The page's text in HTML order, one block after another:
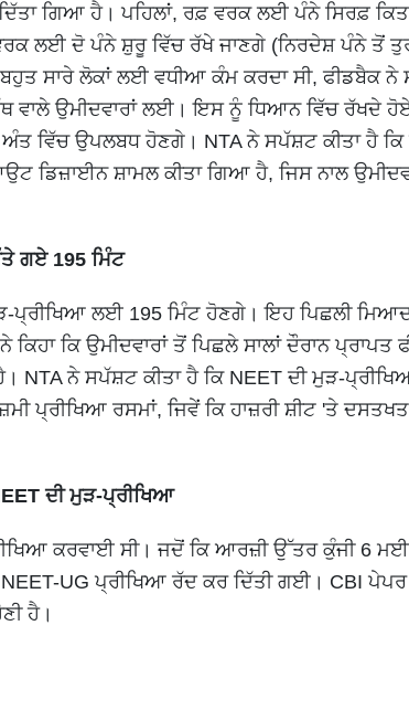
ਗਿਆ ਹੈ। ਪਹਿਲਾਂ, ਰਫ਼ ਵਰਕ ਲਈ ਪੰਨੇ ਸਿਰਫ਼
ਲਈ ਦੋ ਪੰਨੇ ਸ਼ੁਰੂ ਵਿੱਚ ਰੱਖੇ ਜਾਣਗੇ (ਨਿਰਦੇਸ਼ ਪੰਨੇ ਤੋਂ
ਸਾਰੇ ਲੋਕਾਂ ਲਈ ਵਧੀਆ ਕੰਮ ਕਰਦਾ ਸੀ, ਫੀਡਬੈਕ
ਵਾਲੇ ਉਮੀਦਵਾਰਾਂ ਲਈ। ਇਸ ਨੂੰ ਧਿਆਨ ਵਿੱਚ ਰੱਖਦੇ
ਅੰਤ ਵਿੱਚ ਉਪਲਬਧ ਹੋਣਗੇ। NTA ਨੇ ਸਪੱਸ਼ਟ ਕੀਤਾ ਹੈ
ਡਿਜ਼ਾਈਨ ਸ਼ਾਮਲ ਕੀਤਾ ਗਿਆ ਹੈ, ਜਿਸ ਨਾਲ
ਗਏ 195 ਮਿੰਟ
ਪ੍ਰੀਖਿਆ ਲਈ 195 ਮਿੰਟ ਹੋਣਗੇ। ਇਹ ਪਿਛਲੀ
ਕਿਹਾ ਕਿ ਉਮੀਦਵਾਰਾਂ ਤੋਂ ਪਿਛਲੇ ਸਾਲਾਂ ਦੌਰਾਨ
NTA ਨੇ ਸਪੱਸ਼ਟ ਕੀਤਾ ਹੈ ਕਿ NEET ਦੀ ਮੁੜ-
ਪ੍ਰੀਖਿਆ ਰਸਮਾਂ, ਜਿਵੇਂ ਕਿ ਹਾਜ਼ਰੀ ਸ਼ੀਟ 'ਤੇ
ਦੀ ਮੁੜ-ਪ੍ਰੀਖਿਆ
ਕਰਵਾਈ ਸੀ। ਜਦੋਂ ਕਿ ਆਰਜ਼ੀ ਉੱਤਰ ਕੁੰਜੀ 6
UG ਪ੍ਰੀਖਿਆ ਰੱਦ ਕਰ ਦਿੱਤੀ ਗਈ। CBI ਪੇਪਰ
ਹੈ।